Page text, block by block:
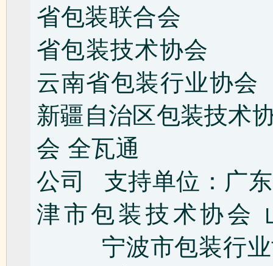
省包装联合会 成
省包装技术协会
云南省包装行业
新疆自治区包装技
会 全瓦通 四
公司 支持单位：
津市包装技术协会
宁波市包装行